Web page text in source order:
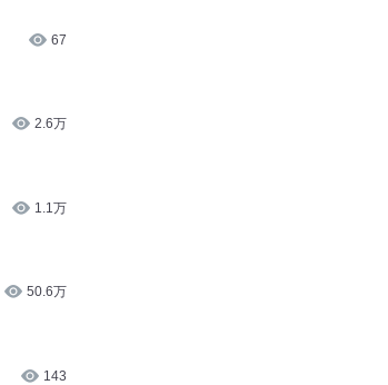
67
2.6万
1.1万
50.6万
143